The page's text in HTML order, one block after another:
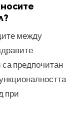
между
предпочитан
при